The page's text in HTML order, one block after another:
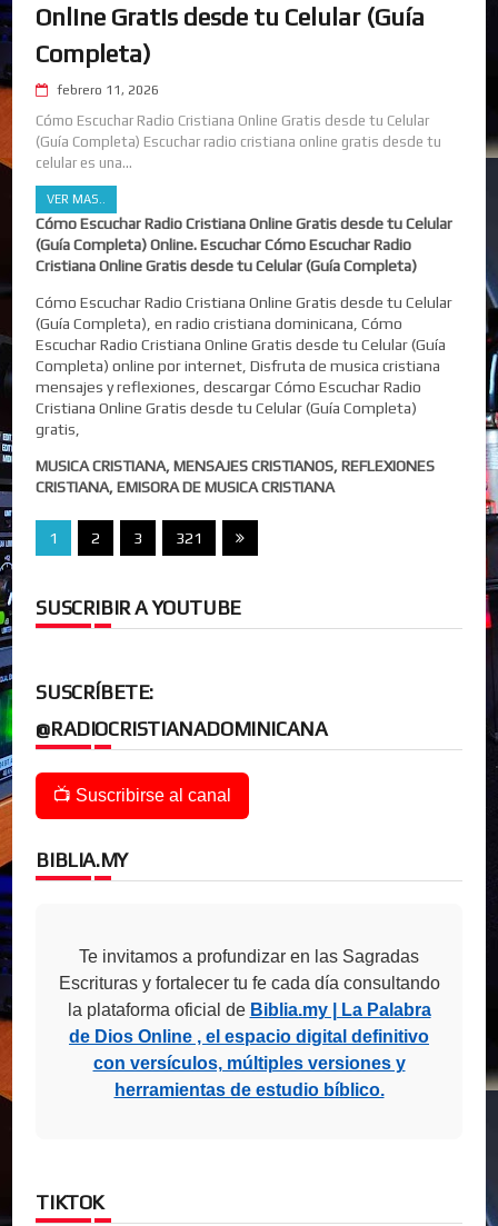
Online Gratis desde tu Celular (Guía
Completa)
febrero 11, 2026
Cómo Escuchar Radio Cristiana Online Gratis desde tu Celular
(Guía Completa) Escuchar radio cristiana online gratis desde tu
celular es una...
VER MAS..
Cómo Escuchar Radio Cristiana Online Gratis desde tu Celular
(Guía Completa) Online. Escuchar Cómo Escuchar Radio
Cristiana Online Gratis desde tu Celular (Guía Completa)
Cómo Escuchar Radio Cristiana Online Gratis desde tu Celular
(Guía Completa), en radio cristiana dominicana, Cómo
Escuchar Radio Cristiana Online Gratis desde tu Celular (Guía
Completa) online por internet, Disfruta de musica cristiana
mensajes y reflexiones, descargar Cómo Escuchar Radio
Cristiana Online Gratis desde tu Celular (Guía Completa)
gratis,
MUSICA CRISTIANA, MENSAJES CRISTIANOS, REFLEXIONES
CRISTIANA, EMISORA DE MUSICA CRISTIANA
1 2 3 321
SUSCRIBIR A YOUTUBE
SUSCRÍBETE:
@RADIOCRISTIANADOMINICANA
📺 Suscribirse al canal
BIBLIA.MY
Te invitamos a profundizar en las Sagradas
Escrituras y fortalecer tu fe cada día consultando
la plataforma oficial de Biblia.my | La Palabra
de Dios Online , el espacio digital definitivo
con versículos, múltiples versiones y
herramientas de estudio bíblico.
TIKTOK